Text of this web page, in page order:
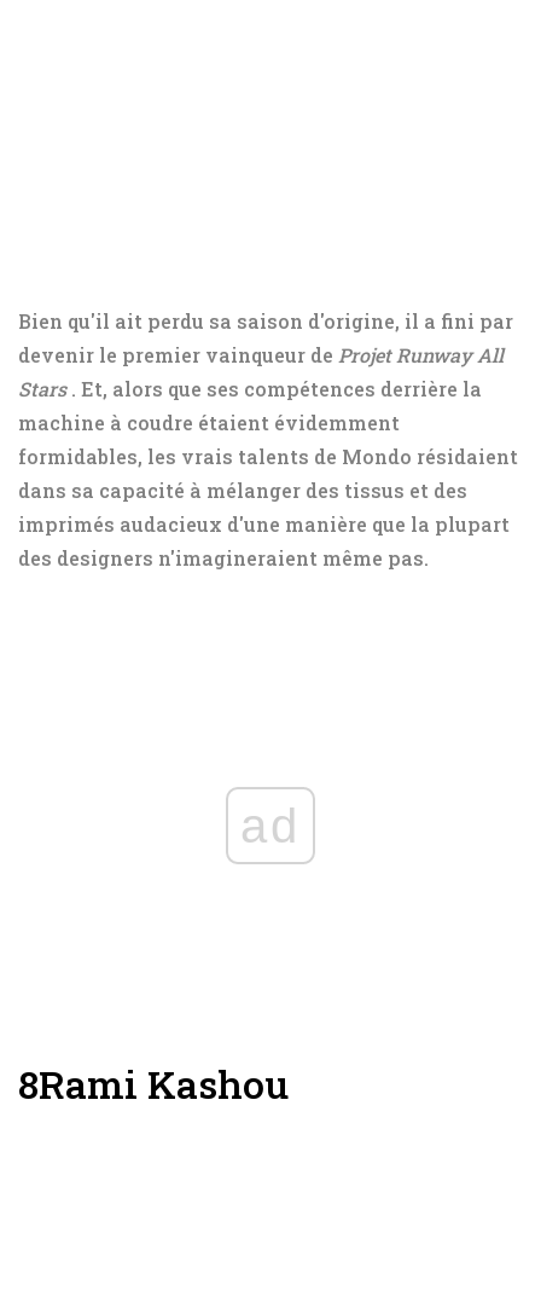
Bien qu'il ait perdu sa saison d'origine, il a fini par
devenir le premier vainqueur de Projet Runway All
Stars. Et, alors que ses compétences derrière la
machine à coudre étaient évidemment
formidables, les vrais talents de Mondo résidaient
dans sa capacité à mélanger des tissus et des
imprimés audacieux d'une manière que la plupart
des designers n'imagineraient même pas.
ad
8Rami Kashou